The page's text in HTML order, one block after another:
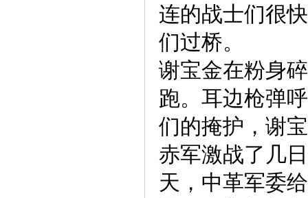
连的战士们很
们过桥。
谢宝金在粉身
跑。耳边枪弹
们的掩护，谢
赤军激战了几
天，中革军委